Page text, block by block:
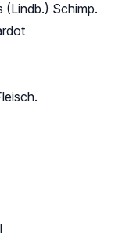
(Lindb.) Schimp.